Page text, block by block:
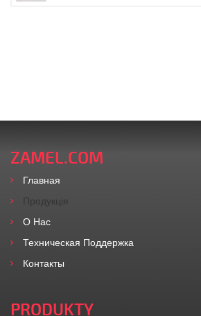
ZAMEL.COM
Главная
Продукція
O Нас
Техническая Поддержка
Контакты
PRODUKTY